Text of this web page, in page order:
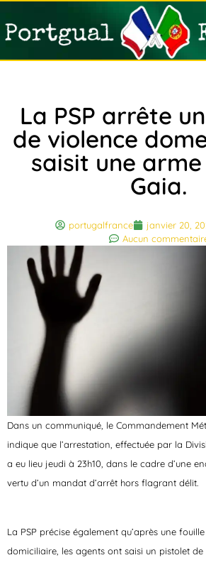
La PSP arrête
de violence
saisit une
Gaia.
portugalfrance janvier 20,
Aucun
Dans un communiqué, le Commandement
indique que l’arrestation, effectuée par la
a eu lieu jeudi à 23h10, dans le cadre d’une
vertu d’un mandat d’arrêt hors flagrant délit.
La PSP précise également qu’après une
domiciliaire, les agents ont saisi un pistolet